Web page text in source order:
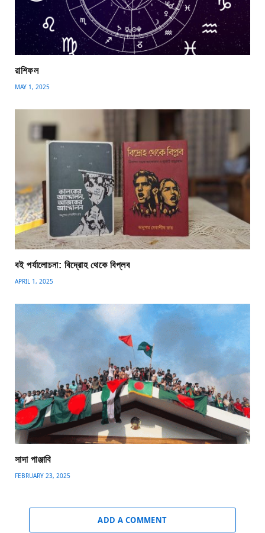
রাশিফল
MAY 1, 2025
বই পর্যালোচনা: বিদ্রোহ থেকে বিপ্লব
APRIL 1, 2025
সাদা পাঞ্জাবি
FEBRUARY 23, 2025
ADD A COMMENT